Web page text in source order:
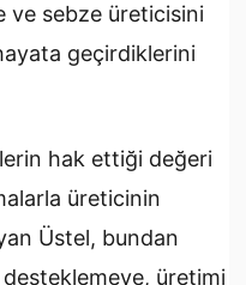
ve sebze üreticisini
geçirdiklerini
hak ettiği değeri
üreticinin
Üstel, bundan
üretimi